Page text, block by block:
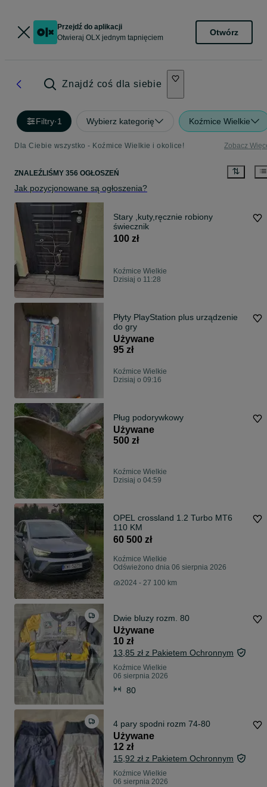
Przejdź do aplikacji
Otwieraj OLX jednym tapnięciem
Otwórz
Znajdź coś dla siebie
Filtry·1 Wybierz kategorię Koźmice Wielkie
Dla Ciebie wszystko - Koźmice Wielkie i okolice! Zobacz
ZNALEŹLIŚMY 356 OGŁOSZEŃ
Jak pozycjonowane są ogłoszenia?
Stary ,kuty,ręcznie robiony
świecznik
100 zł
Koźmice Wielkie
Dzisiaj o 11:28
Płyty PlayStation plus urządzenie
do gry
Używane
95 zł
Koźmice Wielkie
Dzisiaj o 09:16
Pług podorywkowy
Używane
500 zł
Koźmice Wielkie
Dzisiaj o 04:59
OPEL crossland 1.2 Turbo MT6
110 KM
60 500 zł
Koźmice Wielkie
Odświeżono dnia 06 sierpnia 2026
2024 - 27 100 km
Dwie bluzy rozm. 80
Używane
10 zł
13,85 zł z Pakietem Ochronnym
Koźmice Wielkie
06 sierpnia 2026
80
4 pary spodni rozm 74-80
Używane
12 zł
15,92 zł z Pakietem Ochronnym
Koźmice Wielkie
06 sierpnia 2026